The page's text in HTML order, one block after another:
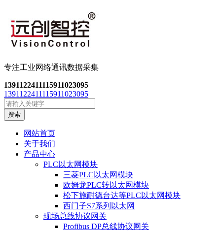
专注工业网络通讯数据采集
1391122411115911023095
1391122411115911023095
搜索
网站首页
关于我们
产品中心
PLC以太网模块
三菱PLC以太网模块
欧姆龙PLC转以太网模块
松下施耐德台达等PLC以太网模块
西门子S7系列以太网
现场总线协议网关
Profibus DP总线协议网关